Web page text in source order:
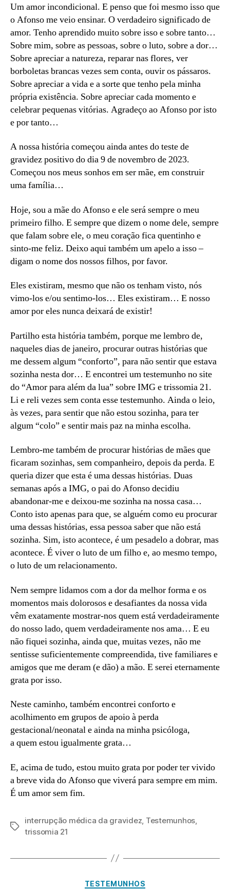
Um amor incondicional. E penso que foi mesmo isso que
o Afonso me veio ensinar. O verdadeiro significado de
amor. Tenho aprendido muito sobre isso e sobre tanto…
Sobre mim, sobre as pessoas, sobre o luto, sobre a dor…
Sobre apreciar a natureza, reparar nas flores, ver
borboletas brancas vezes sem conta, ouvir os pássaros.
Sobre apreciar a vida e a sorte que tenho pela minha
própria existência. Sobre apreciar cada momento e
celebrar pequenas vitórias. Agradeço ao Afonso por isto
e por tanto…
A nossa história começou ainda antes do teste de
gravidez positivo do dia 9 de novembro de 2023.
Começou nos meus sonhos em ser mãe, em construir
uma família…
Hoje, sou a mãe do Afonso e ele será sempre o meu
primeiro filho. E sempre que dizem o nome dele, sempre
que falam sobre ele, o meu coração fica quentinho e
sinto-me feliz. Deixo aqui também um apelo a isso –
digam o nome dos nossos filhos, por favor.
Eles existiram, mesmo que não os tenham visto, nós
vimo-los e/ou sentimo-los… Eles existiram… E nosso
amor por eles nunca deixará de existir!
Partilho esta história também, porque me lembro de,
naqueles dias de janeiro, procurar outras histórias que
me dessem algum “conforto”, para não sentir que estava
sozinha nesta dor… E encontrei um testemunho no site
do “Amor para além da lua” sobre IMG e trissomia 21.
Li e reli vezes sem conta esse testemunho. Ainda o leio,
às vezes, para sentir que não estou sozinha, para ter
algum “colo” e sentir mais paz na minha escolha.
Lembro-me também de procurar histórias de mães que
ficaram sozinhas, sem companheiro, depois da perda. E
queria dizer que esta é uma dessas histórias. Duas
semanas após a IMG, o pai do Afonso decidiu
abandonar-me e deixou-me sozinha na nossa casa…
Conto isto apenas para que, se alguém como eu procurar
uma dessas histórias, essa pessoa saber que não está
sozinha. Sim, isto acontece, é um pesadelo a dobrar, mas
acontece. É viver o luto de um filho e, ao mesmo tempo,
o luto de um relacionamento.
Nem sempre lidamos com a dor da melhor forma e os
momentos mais dolorosos e desafiantes da nossa vida
vêm exatamente mostrar-nos quem está verdadeiramente
do nosso lado, quem verdadeiramente nos ama… E eu
não fiquei sozinha, ainda que, muitas vezes, não me
sentisse suficientemente compreendida, tive familiares e
amigos que me deram (e dão) a mão. E serei eternamente
grata por isso.
Neste caminho, também encontrei conforto e
acolhimento em grupos de apoio à perda
gestacional/neonatal e ainda na minha psicóloga,
a quem estou igualmente grata…
E, acima de tudo, estou muito grata por poder ter vivido
a breve vida do Afonso que viverá para sempre em mim.
É um amor sem fim.
Etiquetas
interrupção médica da gravidez Testemunhos
trissomia 21
Categorias
TESTEMUNHOS
N